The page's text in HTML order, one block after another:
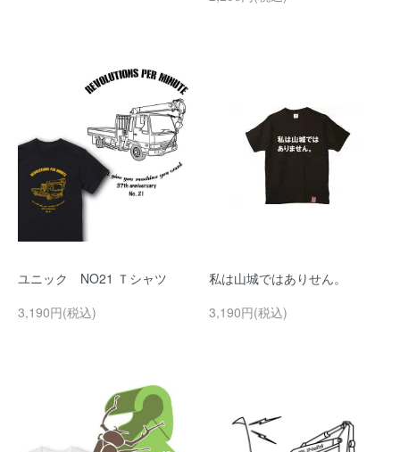
ユニック NO21 Ｔシャツ
3,190円(税込)
私は山城ではありせん。
3,190円(税込)